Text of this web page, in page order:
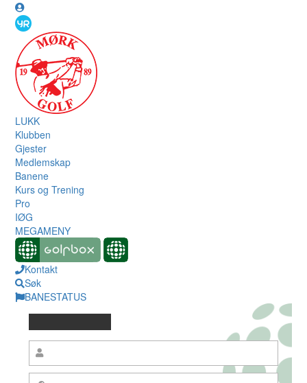
LUKK
Klubben
Gjester
Medlemskap
Banene
Kurs og Trening
Pro
IØG
MEGAMENY
Kontakt
Søk
BANESTATUS